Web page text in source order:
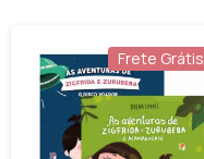
Frete Grátis